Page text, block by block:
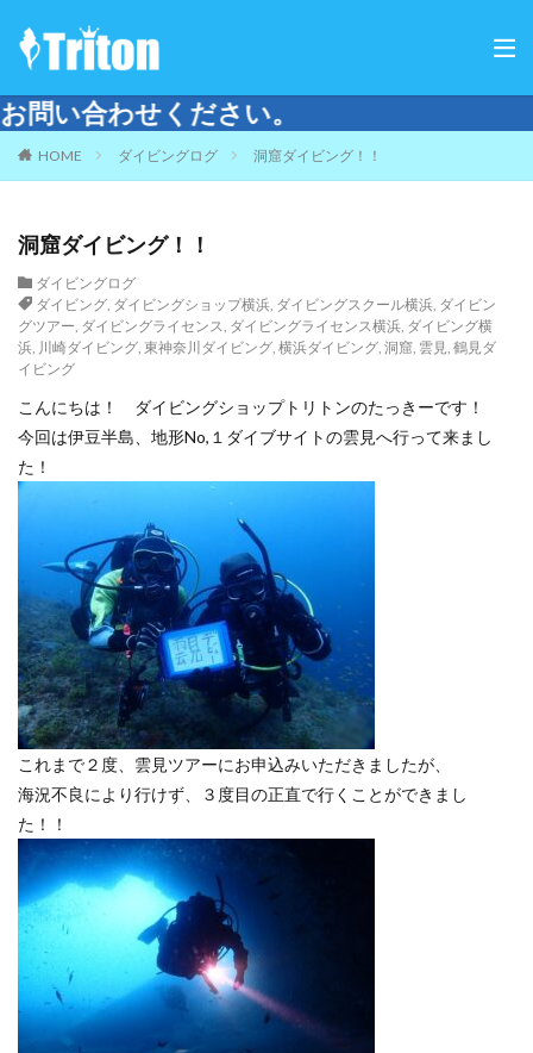
さい。
HOME ダイビングログ 洞窟ダイビング！！
洞窟ダイビング！！
ダイビングログ
ダイビング, ダイビングショップ横浜, ダイビングスクール横浜, ダイビン
グツアー, ダイビングライセンス, ダイビングライセンス横浜, ダイビング横
浜, 川崎ダイビング, 東神奈川ダイビング, 横浜ダイビング, 洞窟, 雲見, 鶴見ダ
イビング
こんにちは！ ダイビングショップトリトンのたっきーです！
今回は伊豆半島、地形No,１ダイブサイトの雲見へ行って来まし
た！
これまで２度、雲見ツアーにお申込みいただきましたが、
海況不良により行けず、３度目の正直で行くことができまし
た！！